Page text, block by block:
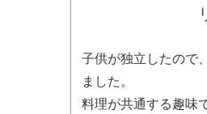
子供が独立したので
ました。
料理が共通する趣味